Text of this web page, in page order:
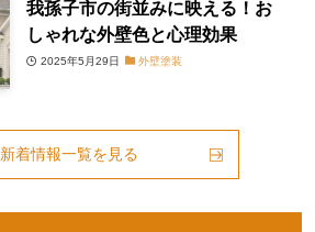
我孫子市の街並みに映える！お
しゃれな外壁色と心理効果
2025年5月29日 外壁塗装
新着情報一覧を見る